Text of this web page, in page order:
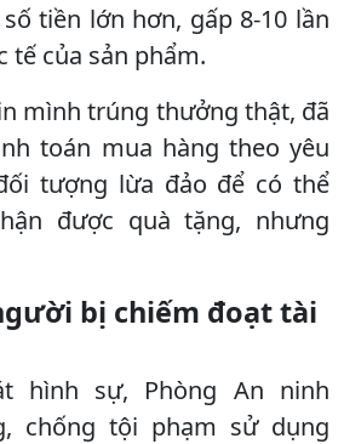
tiền lớn hơn, gấp 8-10 lần
tế của sản phẩm.
mình trúng thưởng thật, đã
toán mua hàng theo yêu
tượng lừa đảo để có thể
được quà tặng, nhưng
bị chiếm đoạt tài
hình sự, Phòng An ninh
chống tội phạm sử dụng